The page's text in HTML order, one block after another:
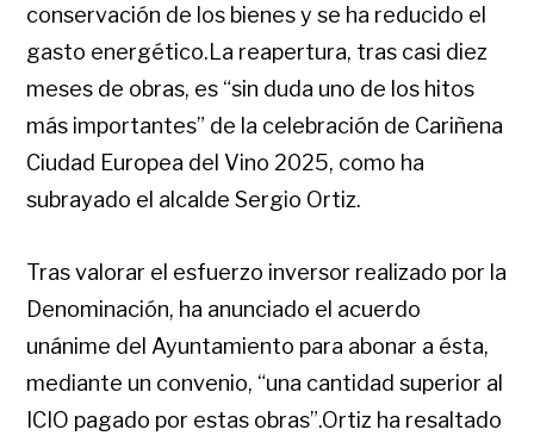
conservación de los bienes y se ha reducido el
gasto energético.La reapertura, tras casi diez
meses de obras, es “sin duda uno de los hitos
más importantes” de la celebración de Cariñena
Ciudad Europea del Vino 2025, como ha
subrayado el alcalde Sergio Ortiz.
Tras valorar el esfuerzo inversor realizado por la
Denominación, ha anunciado el acuerdo
unánime del Ayuntamiento para abonar a ésta,
mediante un convenio, “una cantidad superior al
ICIO pagado por estas obras”.Ortiz ha resaltado